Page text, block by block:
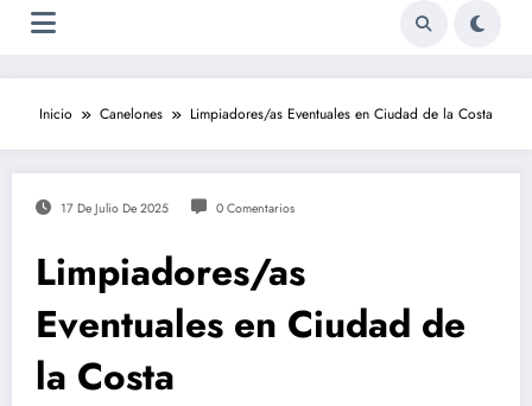
Inicio Canelones Limpiadores/as Eventuales en Ciudad de la Costa
17 De Julio De 2025 0 Comentarios
Limpiadores/as
Eventuales en Ciudad de
la Costa